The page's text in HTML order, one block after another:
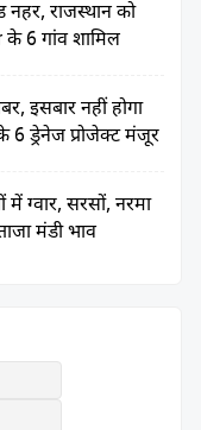
नहर, राजस्थान को
के 6 गांव शामिल
इसबार नहीं होगा
ड्रेनेज प्रोजेक्ट मंजूर
में ग्वार, सरसों, नरमा
मंडी भाव